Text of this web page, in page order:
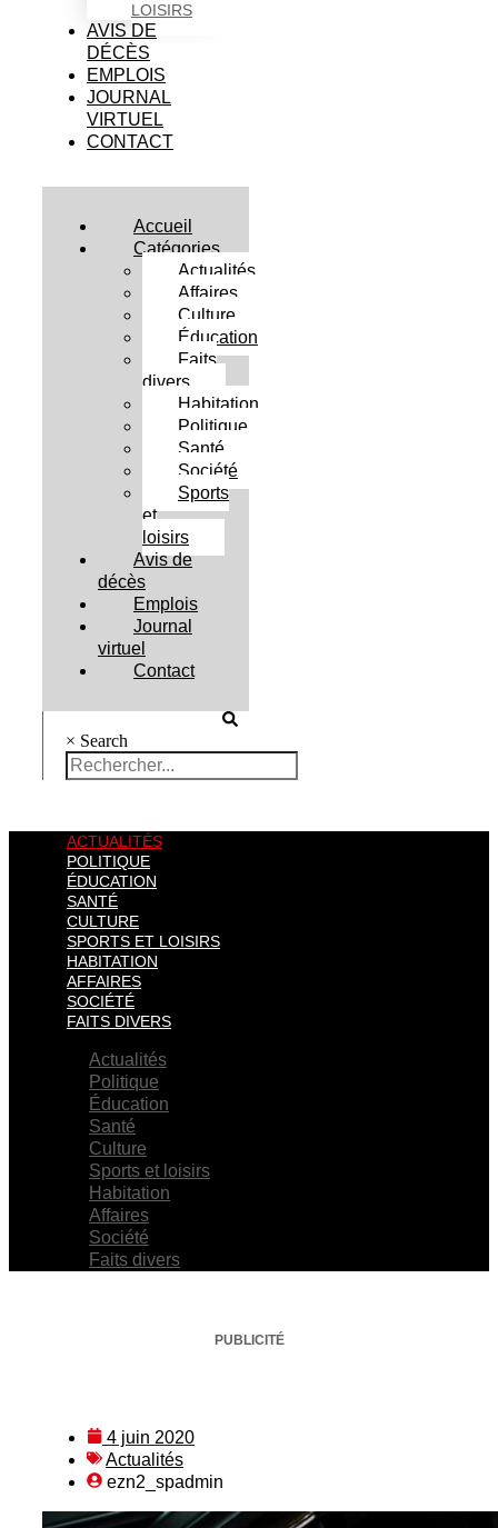
LOISIRS
AVIS DE
DÉCÈS
EMPLOIS
JOURNAL
VIRTUEL
CONTACT
Accueil
Catégories
Actualités
Affaires
Culture
Éducation
Faits
divers
Habitation
Politique
Santé
Société
Sports
et
loisirs
Avis de
décès
Emplois
Journal
virtuel
Contact
× Search
ACTUALITÉS
POLITIQUE
ÉDUCATION
SANTÉ
CULTURE
SPORTS ET LOISIRS
HABITATION
AFFAIRES
SOCIÉTÉ
FAITS DIVERS
Actualités
Politique
Éducation
Santé
Culture
Sports et loisirs
Habitation
Affaires
Société
Faits divers
PUBLICITÉ
4 juin 2020
Actualités
ezn2_spadmin